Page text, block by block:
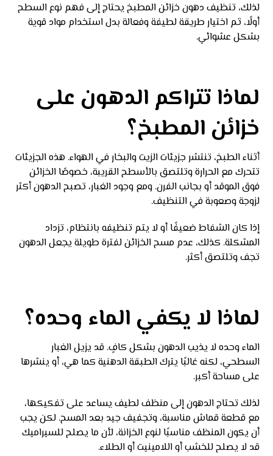
لذلك، تنظيف دهون خزائن المطبخ يحتاج إلى فهم نوع السطح
أولًا، ثم اختيار طريقة لطيفة وفعالة بدل استخدام مواد قوية
بشكل عشوائي.
لماذا تتراكم الدهون على
خزائن المطبخ؟
أثناء الطبخ، تنتشر جزيئات الزيت والبخار في الهواء. هذه الجزيئات
تتحرك مع الحرارة وتلتصق بالأسطح القريبة، خصوصًا الخزائن
فوق الموقد أو بجانب الفرن. ومع وجود الغبار، تصبح الدهون أكثر
لزوجة وصعوبة في التنظيف.
إذا كان الشفاط ضعيفًا أو لا يتم تنظيفه بانتظام، تزداد
المشكلة. كذلك، عدم مسح الخزائن لفترة طويلة يجعل الدهون
تجف وتلتصق أكثر.
لماذا لا يكفي الماء وحده؟
الماء وحده لا يذيب الدهون بشكل كافٍ. قد يزيل الغبار
السطحي، لكنه غالبًا يترك الطبقة الدهنية كما هي، أو ينشرها
على مساحة أكبر.
لذلك تحتاج الدهون إلى منظف لطيف يساعد على تفكيكها،
مع قطعة قماش مناسبة، وتجفيف جيد بعد المسح. لكن يجب
أن يكون المنظف مناسبًا لنوع الخزانة، لأن ما يصلح للسيراميك
قد لا يصلح للخشب أو اللامينيت أو الطلاء.